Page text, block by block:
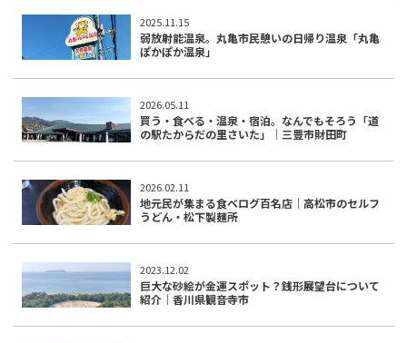
2025.11.15
弱放射能温泉。丸亀市民憩いの日帰り温泉「丸亀
ぽかぽか温泉」
2026.05.11
買う・食べる・温泉・宿泊。なんでもそろう「道
の駅たからだの里さいた」｜三豊市財田町
2026.02.11
地元民が集まる食べログ百名店｜高松市のセルフ
うどん・松下製麺所
2023.12.02
巨大な砂絵が金運スポット？銭形展望台について
紹介｜香川県観音寺市